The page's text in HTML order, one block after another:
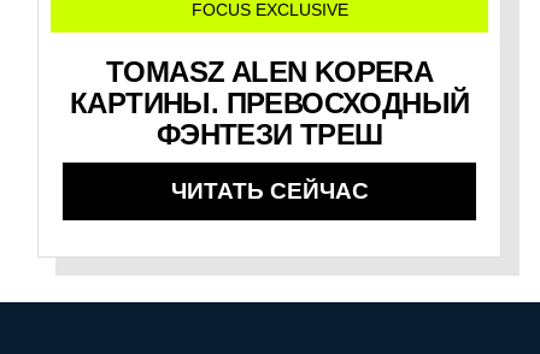
FOCUS EXCLUSIVE
TOMASZ ALEN KOPERA
КАРТИНЫ. ПРЕВОСХОДНЫЙ
ФЭНТЕЗИ ТРЕШ
ЧИТАТЬ СЕЙЧАС